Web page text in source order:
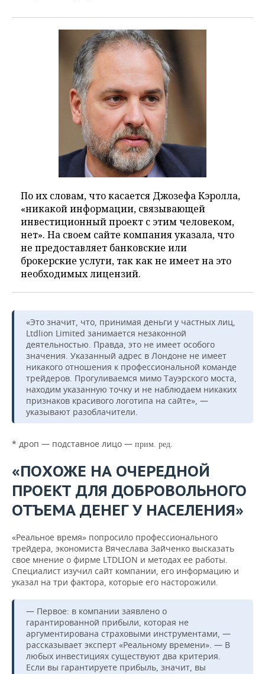
По их словам, что касается Джозефа Кэролла,
«никакой информации, связывающей
инвестиционный проект с этим человеком,
нет». На своем сайте компания указала, что
не предоставляет банковские или
брокерские услуги, так как не имеет на это
необходимых лицензий.
«Это значит, что, принимая деньги у частных лиц,
Ltdlion Limited занимается незаконной
деятельностью. Правда, это не имеет особого
значения. Указанный адрес в Лондоне не имеет
никакого отношения к профессиональной команде
трейдеров. Прогуливаемся мимо Тауэрского моста,
находим указанную точку и не наблюдаем никаких
признаков красивого логотипа на сайте», —
указывают разоблачители.
* дроп — подставное лицо — прим. ред.
«ПОХОЖЕ НА ОЧЕРЕДНОЙ
ПРОЕКТ ДЛЯ ДОБРОВОЛЬНОГО
ОТЪЕМА ДЕНЕГ У НАСЕЛЕНИЯ»
«Реальное время» попросило профессионального
трейдера, экономиста Вячеслава Зайченко высказать
свое мнение о фирме LTDLION и методах ее работы.
Специалист изучил сайт компании, его информацию и
указал на три фактора, которые его насторожили.
— Первое: в компании заявлено о
гарантированной прибыли, которая не
аргументирована страховыми инструментами, —
рассказывает эксперт «Реальному времени». — В
любых инвестициях существуют два критерия.
Если вы гарантируете прибыль, значит, вы